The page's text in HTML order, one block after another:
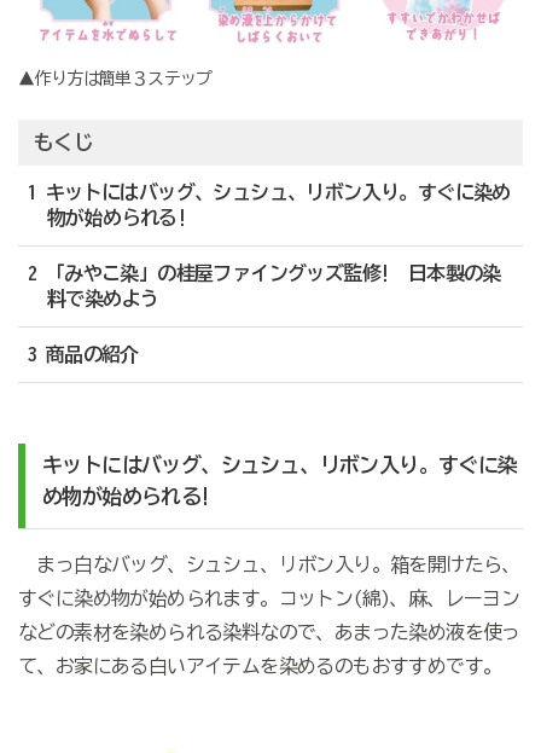
▲作り方は簡単３ステップ
もくじ
1 キットにはバッグ、シュシュ、リボン入り。すぐに染め
物が始められる!
2 「みやこ染」の桂屋ファイングッズ監修! 日本製の染
料で染めよう
3 商品の紹介
キットにはバッグ、シュシュ、リボン入り 。 すぐに染
め物が始められる!
まっ白なバッグ、シュシュ、リボン入り。箱を開けたら、
すぐに染め物が始められます。コットン(綿)、麻、レーヨン
などの素材を染められる染料なので、あまった染め液を使っ
て、お家にある白いアイテムを染めるのもおすすめです。